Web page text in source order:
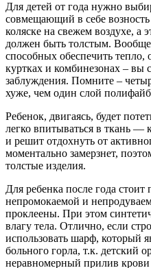
Для детей от года нужно
совмещающий в себе
коляске на свежем воздухе, а
должен быть толстым. Вообще
способных обеспечить тепло,
куртках и комбинезонах – вы
заблуждения. Помните –
хуже, чем один слой
Ребенок, двигаясь, будет
легко впитываться в ткань —
и решит отдохнуть от
моментально замерзнет,
толстые изделия.
Для ребенка после года стоит
непромокаемой и
проклеены. При этом
влагу тела. Отлично, если
использовать шарф, который
больного горла, т.к. детский
неравномерный прилив крови